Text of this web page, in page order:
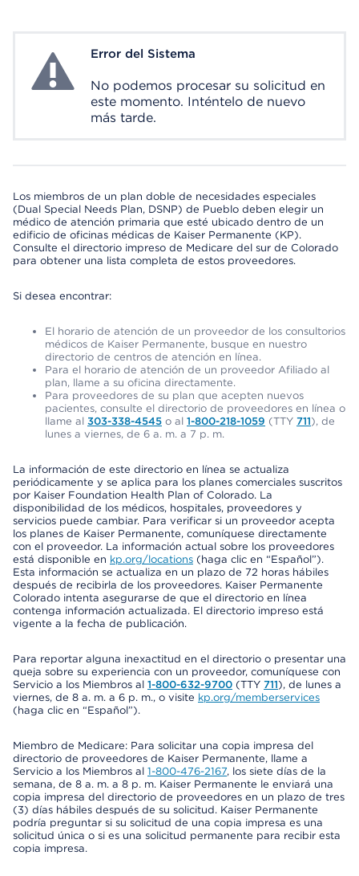
System ErrorError del Sistema
No podemos procesar su solicitud en
este momento. Inténtelo de nuevo
más tarde.
Los miembros de un plan doble de necesidades especiales
(Dual Special Needs Plan, DSNP) de Pueblo deben elegir un
médico de atención primaria que esté ubicado dentro de un
edificio de oficinas médicas de Kaiser Permanente (KP).
Consulte el directorio impreso de Medicare del sur de Colorado
para obtener una lista completa de estos proveedores.
Si desea encontrar:
El horario de atención de un proveedor de los consultorios
médicos de Kaiser Permanente, busque en nuestro
directorio de centros de atención en línea.
Para el horario de atención de un proveedor Afiliado al
plan, llame a su oficina directamente.
Para proveedores de su plan que acepten nuevos
pacientes, consulte el directorio de proveedores en línea o
llame al 303-338-4545 o al 1-800-218-1059 (TTY 711), de
lunes a viernes, de 6 a. m. a 7 p. m.
La información de este directorio en línea se actualiza
periódicamente y se aplica para los planes comerciales suscritos
por Kaiser Foundation Health Plan of Colorado. La
disponibilidad de los médicos, hospitales, proveedores y
servicios puede cambiar. Para verificar si un proveedor acepta
los planes de Kaiser Permanente, comuníquese directamente
con el proveedor. La información actual sobre los proveedores
está disponible en kp.org/locations (haga clic en “Español”).
Esta información se actualiza en un plazo de 72 horas hábiles
después de recibirla de los proveedores. Kaiser Permanente
Colorado intenta asegurarse de que el directorio en línea
contenga información actualizada. El directorio impreso está
vigente a la fecha de publicación.
Para reportar alguna inexactitud en el directorio o presentar una
queja sobre su experiencia con un proveedor, comuníquese con
Servicio a los Miembros al 1-800-632-9700 (TTY 711), de lunes a
viernes, de 8 a. m. a 6 p. m., o visite kp.org/memberservices
(haga clic en “Español”).
Miembro de Medicare: Para solicitar una copia impresa del
directorio de proveedores de Kaiser Permanente, llame a
Servicio a los Miembros al 1-800-476-2167, los siete días de la
semana, de 8 a. m. a 8 p. m. Kaiser Permanente le enviará una
copia impresa del directorio de proveedores en un plazo de tres
(3) días hábiles después de su solicitud. Kaiser Permanente
podría preguntar si su solicitud de una copia impresa es una
solicitud única o si es una solicitud permanente para recibir esta
copia impresa.